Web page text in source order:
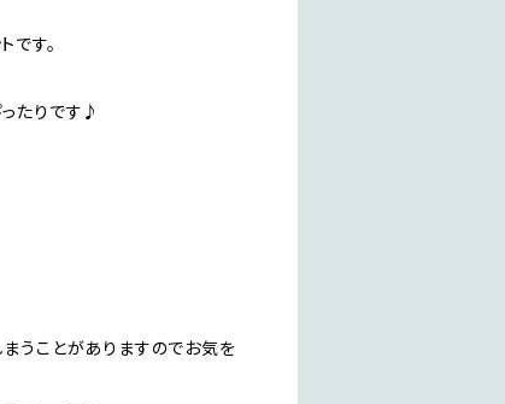
です。
たりです♪
うことがありますのでお気を